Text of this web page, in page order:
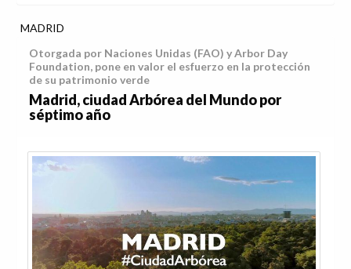
MADRID
Otorgada por Naciones Unidas (FAO) y Arbor Day
Foundation, pone en valor el esfuerzo en la protección
de su patrimonio verde
Madrid, ciudad Arbórea del Mundo por
séptimo año